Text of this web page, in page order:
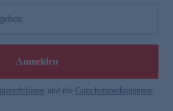
Anmelden
und die Gutscheinbedingungen